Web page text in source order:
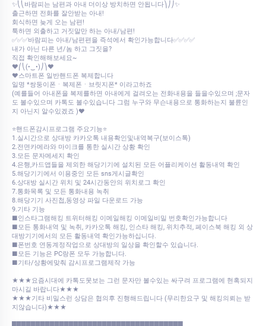
✨⎝⎝바람피는 남편과 아내 더이상 방치하면 안됩니다⎞⎠⎠✨
출근하면 전화를 잘안받는 아내!
회식하면 늦게 오는 남편!
툭하면 외출하고 거짓말만 하는 아내/남편!
✅✅✅바람피는 아내/남편편을 즉석에서 확인가능합니다✅✅✅✅
내가 아닌 다른 년/놈 하고 그짓을?
직접 확인해해보세요~
♥⎛⎝(•‿•)⎠⎞♥
♥스마트폰 일반핸드폰 복제합니다
일명 *쌍둥이폰ㆍ복제폰ㆍ브릿지폰* 이라고하죠
(예를들어 아내폰을 복제를하면 아내에게 걸려오는 전화내용을 들을수있으며 ;문자
도 볼수있으며 카톡도 볼수있습니다 그럼 누구와 무슨내용으로 통화하는지 불륜인
지 아닌지 알수있겠죠 )♥
⭐핸드폰감시프로그램 주요기능⭐
1.실시간으로 상대방 카카오톡 내용확인및내역복구(보이스톡)
2.전면카메라와 마이크를 통한 실시간 상황 확인
3.모든 문자메세지 확인
4.은행,카드앱들을 제외한 해당기기에 설치된 모든 어플리케이션 활동내역 확인
5.해당기기에서 이용중인 모든 sns게시글확인
6.상대방 실시간 위치 및 24시간동안의 위치로그 확인
7.통화목록 및 모든 통화내용 녹취
8.해당기기 사진첩,동영상 파일 다운로드 가능
9.기타 기능
■인스타그램해킹 트위터해킹 이메일해킹 이메일비밀 번호확인가능합니다
■모든 통화내역 및 녹취, 카카오톡 해킹, 인스타 해킹, 위치추적, 페이스북 해킹 외 상
대방기기에서의 모든 활동내역 확인가능하십니다.
■폰번호 연동계정작업으로 상대방의 일상을 확인할수 있습니다.
■모든 기능은 PC랑폰 모두 가능합니다.
■기타/상황에맞춰 감시프로그램제작 가능
★★★요즘시대에 카톡도못보는 그런 문자만 볼수있는 싸구려 프로그램에 현혹되지
마시길 바랍니다★★★
★★★기타 비밀스런 상담은 협의후 진행해드립니다 (무리한요구 및 해킹의뢰는 받
지않습니다)★★★